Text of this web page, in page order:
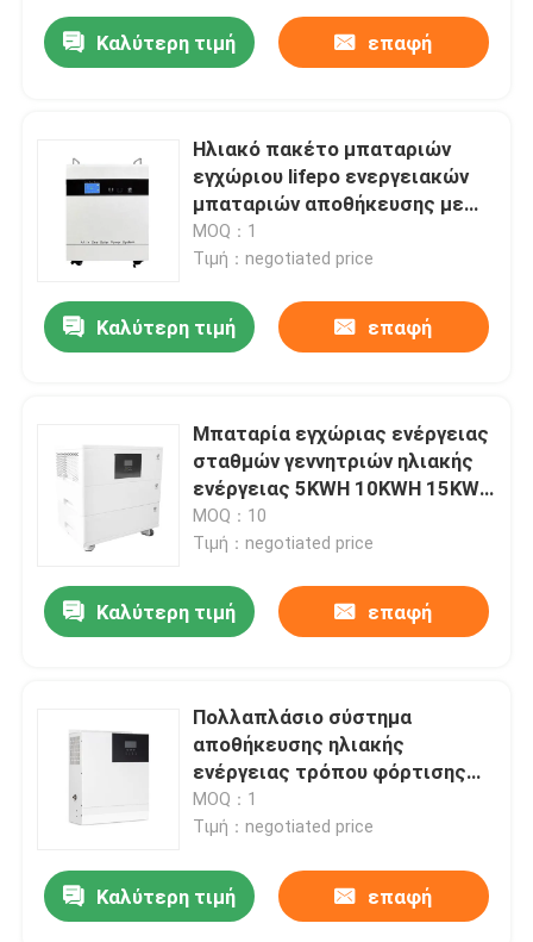
Καλύτερη τιμή επαφή
Ηλιακό πακέτο μπαταριών
εγχώριου lifepo ενεργειακών
μπαταριών αποθήκευσης με
τον ενσωματωμένους
αναστροφέα και την μπαταρία
MOQ：1
Τιμή：negotiated price
Καλύτερη τιμή επαφή
Μπαταρία εγχώριας ενέργειας
σταθμών γεννητριών ηλιακής
ενέργειας 5KWH 10KWH 15KWH
20KWH
MOQ：10
Τιμή：negotiated price
Καλύτερη τιμή επαφή
Πολλαπλάσιο σύστημα
αποθήκευσης ηλιακής
ενέργειας τρόπου φόρτισης
μπαταριών αποθήκευσης
εγχώριας ενέργειας
MOQ：1
Τιμή：negotiated price
Καλύτερη τιμή επαφή